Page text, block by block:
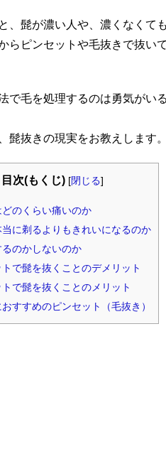
、髭が濃い人や、濃くなくて
らピンセットや毛抜きで抜い
で毛を処理するのは勇気がい
髭抜きの現実をお教えします。
目次(もくじ) [閉じる]
のくらい痛いのか
に剃るよりもきれいになるのか
るのかしないのか
トで髭を抜くことのデメリット
トで髭を抜くことのメリット
すすめのピンセット（毛抜き）